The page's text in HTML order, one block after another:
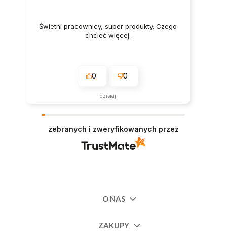
Świetni pracownicy, super produkty. Czego
chcieć więcej.
0 0
dzisiaj
zebranych i zweryfikowanych przez
O NAS
ZAKUPY